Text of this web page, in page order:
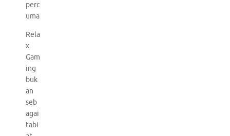
perc
uma
Rela
x
Gam
ing
buk
an
seb
agai
tabi